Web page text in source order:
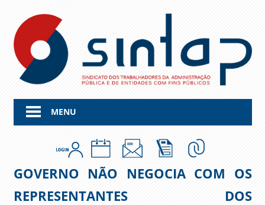
content
MENU
GOVERNO NÃO NEGOCIA COM OS
REPRESENTANTES DOS